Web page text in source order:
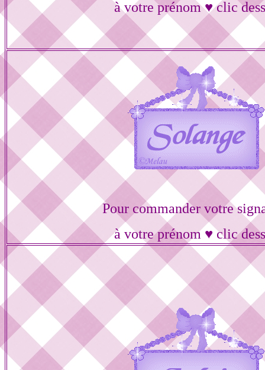
à votre prénom ♥ clic
Pour commander votre
à votre prénom ♥ clic